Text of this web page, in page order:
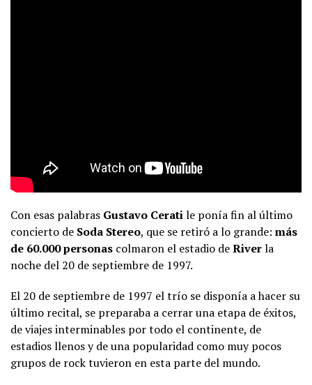
Con esas palabras Gustavo Ceratile ponía fin al último
concierto de Soda Stereo, que se retiró a lo grande: más
de 60.000 personas colmaron el estadio deRiverla
noche del 20 de septiembre de 1997.
El 20 de septiembre de 1997 el trío se disponía a hacer su
último recital, se preparaba a cerrar una etapa de éxitos,
de viajes interminables por todo el continente, de
estadios llenos y de una popularidad como muy pocos
grupos de rock tuvieron en esta parte del mundo.